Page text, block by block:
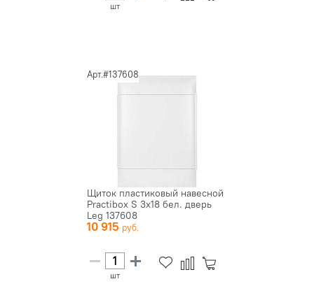
шт
Арт.#137608
Щиток пластиковый навесной
Practibox S 3х18 бел. дверь
Leg 137608
10 915
шт